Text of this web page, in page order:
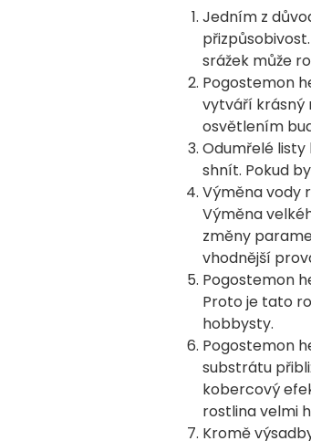
Jedním z
srážek může
Pogostemon
vytváří krásný
osvětlením
Odumřelé listy
shnít. Pokud
Výměna vody
Výměna
změny
vhodnější
Pogostemon
Proto je tato
hobbysty.
Pogostemon
substrátu
kobercový
rostlina velmi
Kromě